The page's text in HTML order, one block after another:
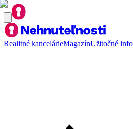
Realitné kancelárieMagazínUžitočné info